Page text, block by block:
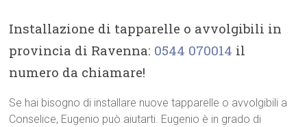
Installazione di tapparelle o avvolgibili in
provincia di Ravenna: 0544 070014 il
numero da chiamare!
Se hai bisogno di installare nuove tapparelle o avvolgibili a
Conselice, Eugenio può aiutarti. Eugenio è in grado di